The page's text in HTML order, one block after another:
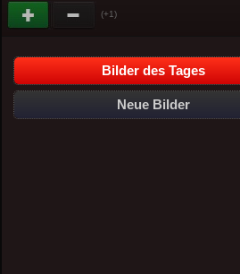
(+1)
Bilder des Tages
Neue Bilder